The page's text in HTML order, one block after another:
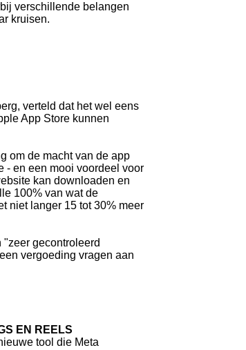
verschillende belangen
kruisen.
verteld dat het wel eens
App Store kunnen
om de macht van de app
- en een mooi voordeel voor
kan downloaden en
100% van wat de
niet langer 15 tot 30% meer
gecontroleerd
vergoeding vragen aan
EN REELS
tool die Meta